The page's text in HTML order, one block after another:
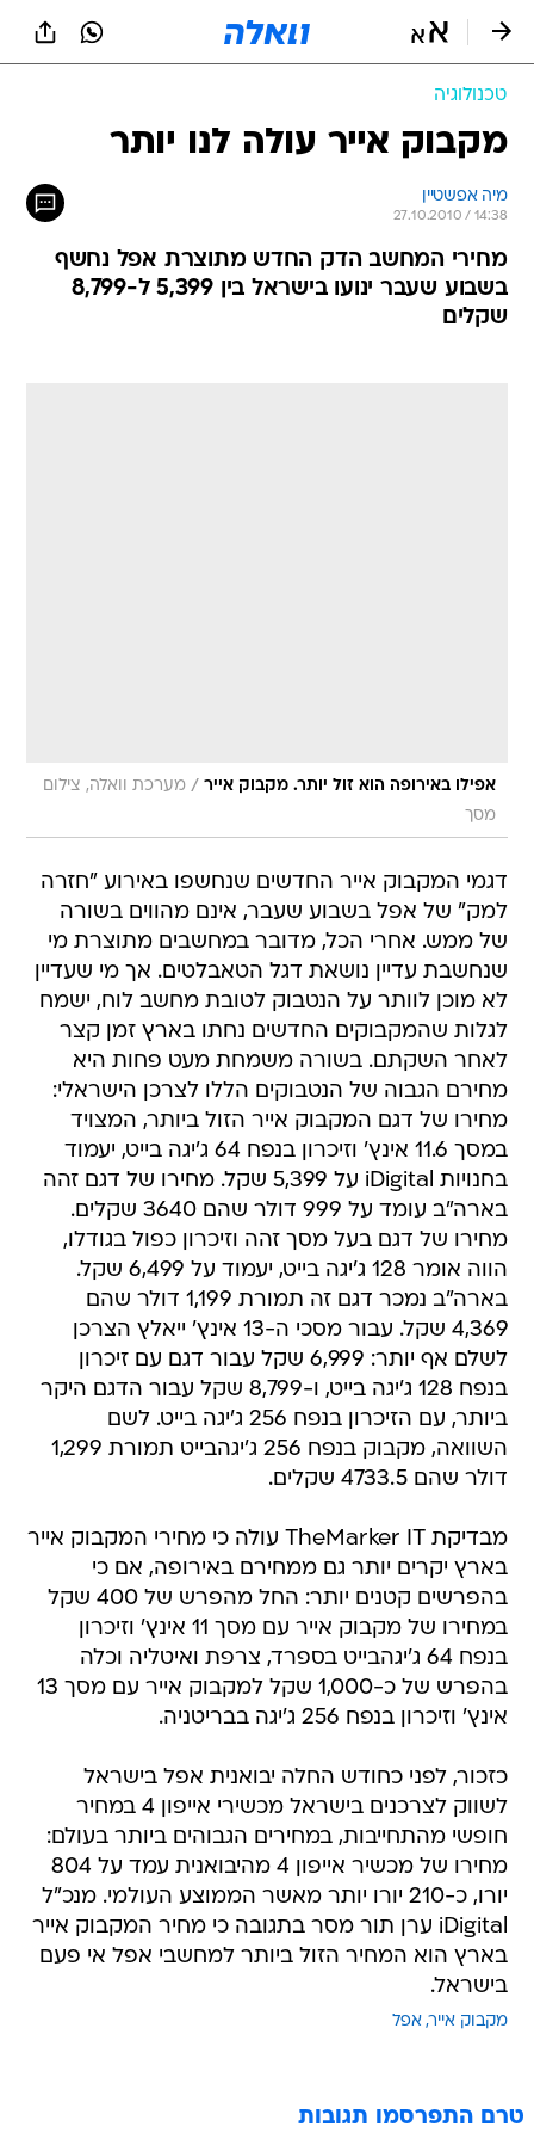
טכנולוגיה
מקבוק אייר עולה לנו יותר
מיה אפשטיין
27.10.2010 / 14:38
מחירי המחשב הדק החדש מתוצרת אפל נחשף
בשבוע שעבר ינועו בישראל בין 5,399 ל-8,799
שקלים
אפילו באירופה הוא זול יותר. מקבוק אייר / מערכת וואלה, צילום
מסך
דגמי המקבוק אייר החדשים שנחשפו באירוע "חזרה
למק" של אפל בשבוע שעבר, אינם מהווים בשורה
של ממש. אחרי הכל, מדובר במחשבים מתוצרת מי
שנחשבת עדיין נושאת דגל הטאבלטים. אך מי שעדיין
לא מוכן לוותר על הנטבוק לטובת מחשב לוח, ישמח
לגלות שהמקבוקים החדשים נחתו בארץ זמן קצר
לאחר השקתם. בשורה משמחת מעט פחות היא
מחירם הגבוה של הנטבוקים הללו לצרכן הישראלי:
מחירו של דגם המקבוק אייר הזול ביותר, המצויד
במסך 11.6 אינץ' וזיכרון בנפח 64 ג'יגה בייט, יעמוד
בחנויות iDigital על 5,399 שקל. מחירו של דגם זהה
בארה"ב עומד על 999 דולר שהם 3640 שקלים.
מחירו של דגם בעל מסך זהה וזיכרון כפול בגודלו,
הווה אומר 128 ג'יגה בייט, יעמוד על 6,499 שקל.
בארה"ב נמכר דגם זה תמורת 1,199 דולר שהם
4,369 שקל. עבור מסכי ה-13 אינץ' ייאלץ הצרכן
לשלם אף יותר: 6,999 שקל עבור דגם עם זיכרון
בנפח 128 ג'יגה בייט, ו-8,799 שקל עבור הדגם היקר
ביותר, עם הזיכרון בנפח 256 ג'יגה בייט. לשם
השוואה, מקבוק בנפח 256 ג'יגהבייט תמורת 1,299
דולר שהם 4733.5 שקלים.
מבדיקת TheMarker IT עולה כי מחירי המקבוק אייר
בארץ יקרים יותר גם ממחירם באירופה, אם כי
בהפרשים קטנים יותר: החל מהפרש של 400 שקל
במחירו של מקבוק אייר עם מסך 11 אינץ' וזיכרון
בנפח 64 ג'יגהבייט בספרד, צרפת ואיטליה וכלה
בהפרש של כ-1,000 שקל למקבוק אייר עם מסך 13
אינץ' וזיכרון בנפח 256 ג'יגה בבריטניה.
כזכור, לפני כחודש החלה יבואנית אפל בישראל
לשווק לצרכנים בישראל מכשירי אייפון 4 במחיר
חופשי מהתחייבות, במחירים הגבוהים ביותר בעולם:
מחירו של מכשיר אייפון 4 מהיבואנית עמד על 804
יורו, כ-210 יורו יותר מאשר הממוצע העולמי. מנכ"ל
iDigital ערן תור מסר בתגובה כי מחיר המקבוק אייר
בארץ הוא המחיר הזול ביותר למחשבי אפל אי פעם
בישראל.
מקבוק אייר אפל
טרם התפרסמו תגובות